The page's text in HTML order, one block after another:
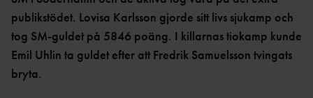
NYHETER SAMARBETEN &
SUPPORTRAR
PARAFRIIDRO
TT
GRENPROGRAM &
POÄNGTABELLER
TÄVLINGSTILLSTÅND &
INTYG
INTERNATIONELLA
MÄSTERSKAP
DIAMOND
LEAGUE
publikstödet. Lovisa Karlsson gjorde sitt livs sjukamp och
tog SM-guldet på 5846 poäng. I killarnas tiokamp kunde
Emil Uhlin ta guldet efter att Fredrik Samuelsson tvingats
bryta.